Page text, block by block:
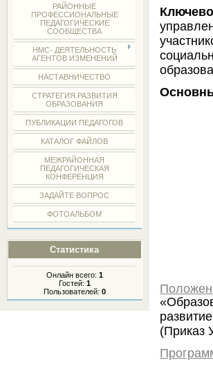
РАЙОННЫЕ
ПРОФЕССИОНАЛЬНЫЕ
ПЕДАГОГИЧЕСКИЕ
СООБЩЕСТВА
НМС- ДЕЯТЕЛЬНОСТЬ
АГЕНТОВ ИЗМЕНЕНИЙ
НАСТАВНИЧЕСТВО
СТРАТЕГИЯ РАЗВИТИЯ
ОБРАЗОВАНИЯ
ПУБЛИКАЦИИ ПЕДАГОГОВ
КАТАЛОГ ФАЙЛОВ
МЕЖРАЙОННАЯ
ПЕДАГОГИЧЕСКАЯ
КОНФЕРЕНЦИЯ
ЗАДАЙТЕ ВОПРОС
ФОТОАЛЬБОМ
Статистика
Онлайн всего: 1
Гостей: 1
Пользователей: 0
(Приказ